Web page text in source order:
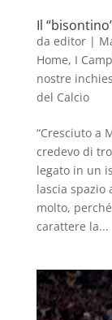
Il
da editor|
Home, I
nostre
del Calcio
“Cresciuto a
credevo di
legato in un
lascia spazio
molto,
carattere la...